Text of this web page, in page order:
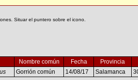
Situar el puntero sobre el icono.
Nombre común Fecha
Provincia
Gorrión común 14/08/17 Salamanca